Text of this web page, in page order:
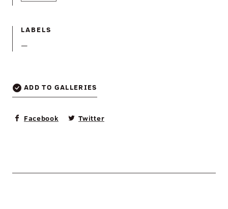
LABELS
—
ADD TO GALLERIES
Facebook Twitter